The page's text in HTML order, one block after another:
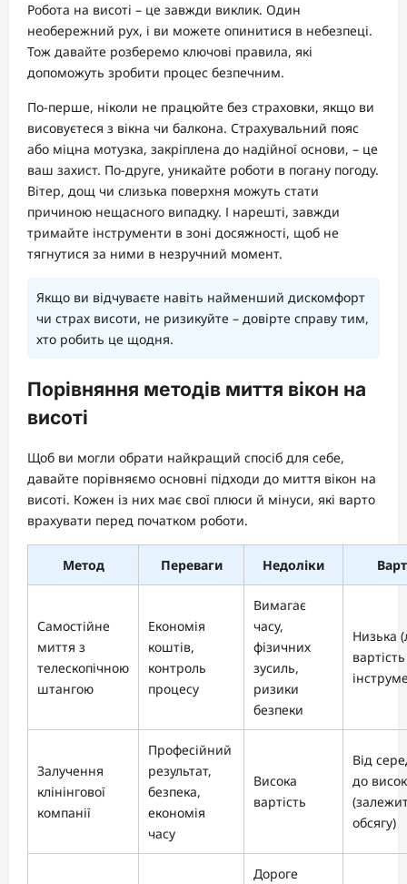
Робота на висоті – це завжди виклик. Один
необережний рух, і ви можете опинитися в небезпеці.
Тож давайте розберемо ключові правила, які
допоможуть зробити процес безпечним.
По-перше, ніколи не працюйте без страховки, якщо ви
висовуєтеся з вікна чи балкона. Страхувальний пояс
або міцна мотузка, закріплена до надійної основи, – це
ваш захист. По-друге, уникайте роботи в погану погоду.
Вітер, дощ чи слизька поверхня можуть стати
причиною нещасного випадку. І нарешті, завжди
тримайте інструменти в зоні досяжності, щоб не
тягнутися за ними в незручний момент.
Якщо ви відчуваєте навіть найменший дискомфорт
чи страх висоти, не ризикуйте – довірте справу тим,
хто робить це щодня.
Порівняння методів миття вікон на
висоті
Щоб ви могли обрати найкращий спосіб для себе,
давайте порівняємо основні підходи до миття вікон на
висоті. Кожен із них має свої плюси й мінуси, які варто
врахувати перед початком роботи.
Метод Переваги Недоліки
Самостійне
миття з
телескопічною
штангою
Економія
коштів,
контроль
процесу
Вимагає
часу,
фізичних
зусиль,
ризики
безпеки
Низька
вартість
Залучення
клінінгової
компанії
Професійний
результат,
безпека,
економія
часу
Висока
вартість
Від
до
обсягу)
Дороге